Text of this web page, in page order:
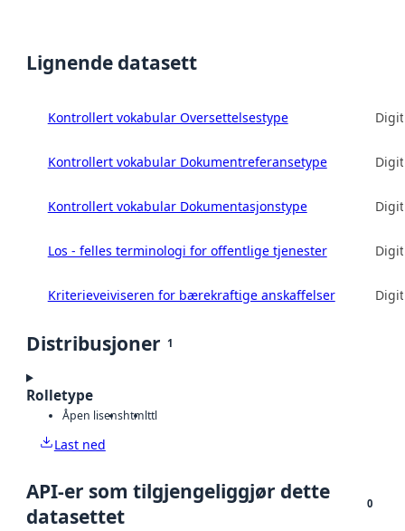
Lignende datasett
Kontrollert vokabular Oversettelsestype
Kontrollert vokabular Dokumentreferansetype
Kontrollert vokabular Dokumentasjonstype
Los - felles terminologi for offentlige tjenester
Kriterieveiviseren for bærekraftige anskaffelser
Distribusjoner 1
Rolletype
Åpen lisenshtmlttl
Last ned
API-er som tilgjengeliggjør dette
datasettet
0